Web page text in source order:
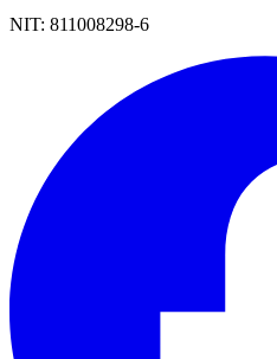
NIT: 811008298-6